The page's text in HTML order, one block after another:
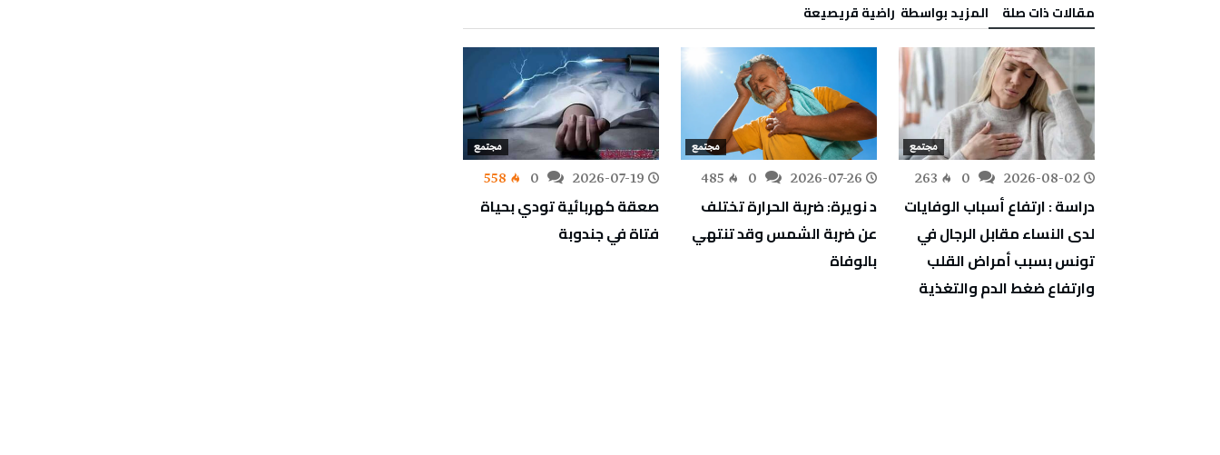
‫مقالات ذات صلة‬ ‫‫المزيد بواسطة‬ ‬ راضية قريصيعة
مجتمع
2026-08-02
263
دراسة : ارتفاع أسباب الوفايات
لدى النساء مقابل الرجال في
تونس بسبب أمراض القلب
وارتفاع ضغط الدم والتغذية
مجتمع
2026-07-26
485
د نويرة: ضربة الحرارة تختلف
عن ضربة الشمس وقد تنتهي
بالوفاة
مجتمع
2026-07-19
558
صعقة كهربائية تودي بحياة
فتاة في جندوبة